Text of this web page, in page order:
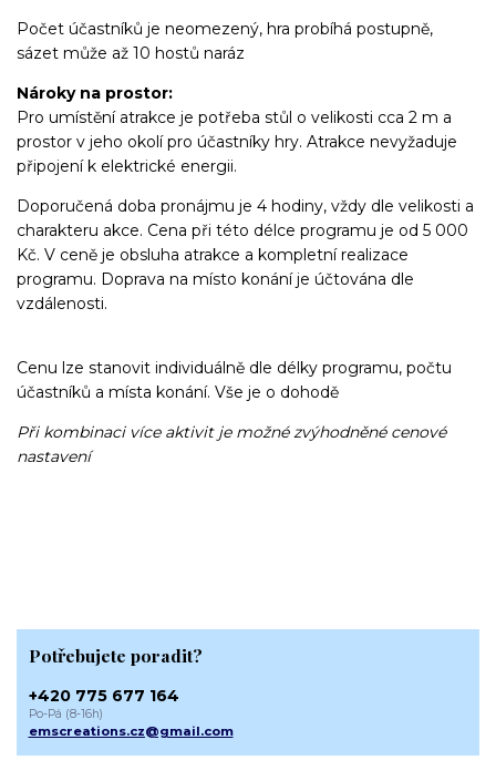
Počet účastníků je neomezený, hra probíhá postupně,
sázet může až 10 hostů naráz
Nároky na prostor:
Pro umístění atrakce je potřeba stůl o velikosti cca 2 m a
prostor v jeho okolí pro účastníky hry. Atrakce nevyžaduje
připojení k elektrické energii.
Doporučená doba pronájmu je 4 hodiny, vždy dle velikosti a
charakteru akce. Cena při této délce programu je od 5 000
Kč. V ceně je obsluha atrakce a kompletní realizace
programu. Doprava na místo konání je účtována dle
vzdálenosti.
Cenu lze stanovit individuálně dle délky programu, počtu
účastníků a místa konání. Vše je o dohodě
Při kombinaci více aktivit je možné zvýhodněné cenové
nastavení
Potřebujete poradit?
+420 775 677 164
Po-Pá (8-16h)
emscreations.cz@gmail.com